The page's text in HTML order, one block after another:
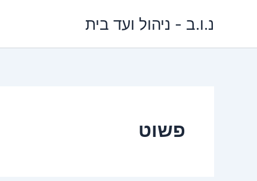
נ.ו.ב - ניהול ועד בית
פשוט